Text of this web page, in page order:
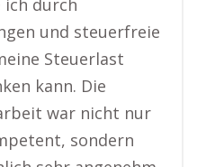
ich durch
und steuerfreie
Steuerlast
kann. Die
war nicht nur
sondern